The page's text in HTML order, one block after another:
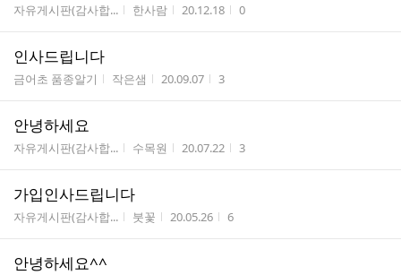
게시판명
자유게시판(감사합... 작성자
한사람 작성시간
20.12.18 조회수
0
인사드립니다
게시판명
금어초 품종알기 작성자
작은샘 작성시간
20.09.07 조회수
3
안녕하세요
게시판명
자유게시판(감사합... 작성자
수목원 작성시간
20.07.22 조회수
3
가입인사드립니다
게시판명
자유게시판(감사합... 작성자
붓꽃 작성시간
20.05.26 조회수
6
안녕하세요^^